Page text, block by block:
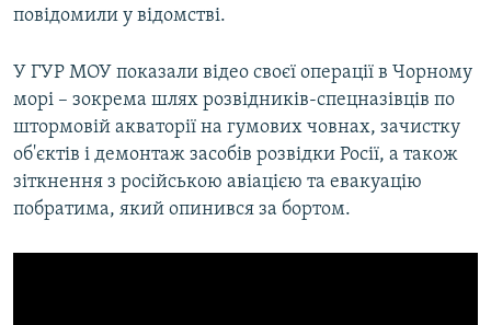
повідомили у відомстві.
У ГУР МОУ показали відео своєї операції в Чорному
морі – зокрема шлях розвідників-спецназівців по
штормовій акваторії на гумових човнах, зачистку
об'єктів і демонтаж засобів розвідки Росії, а також
зіткнення з російською авіацією та евакуацію
побратима, який опинився за бортом.